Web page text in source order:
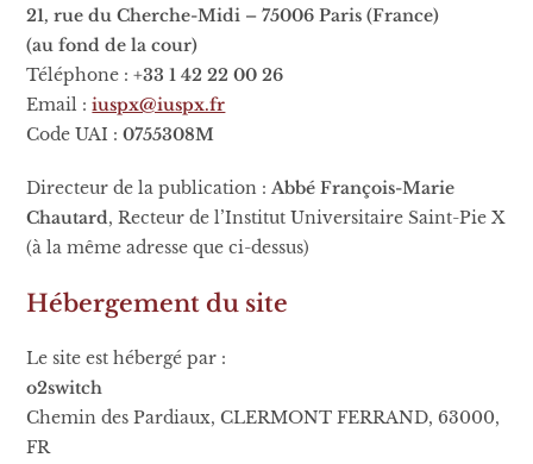
21, rue du Cherche-Midi – 75006 Paris (France)
(au fond de la cour)
Téléphone :+33 1 42 22 00 26
Email :iuspx@iuspx.fr
Code UAI :0755308M
Directeur de la publication :Abbé François-Marie
Chautard, Recteur de l’Institut Universitaire Saint-Pie X
(à la même adresse que ci-dessus)
Hébergement du site
Le site est hébergé par :
o2switch
Chemin des Pardiaux, CLERMONT FERRAND, 63000,
FR